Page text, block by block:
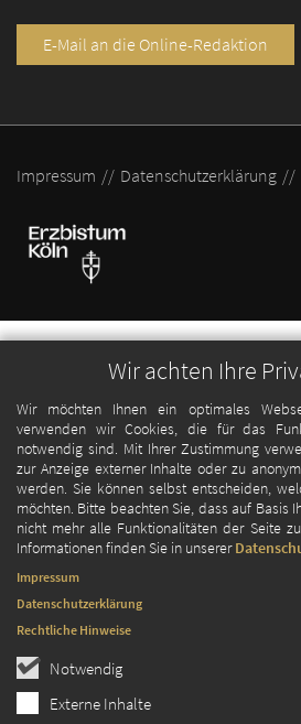
Wir achten Ihre
Wir möchten Ihnen ein optimales
verwenden wir Cookies, die für das
notwendig sind. Mit Ihrer Zustimmung
zur Anzeige externer Inhalte oder zu
werden. Sie können selbst entscheiden,
möchten. Bitte beachten Sie, dass auf Basis
nicht mehr alle Funktionalitäten der Seite
Informationen finden Sie in unserer
Notwendig
Externe Inhalte
Impressum
Datenschutzerklärung
Rechtliche Hinweise
E-Mail an die Online-Redaktion
Impressum Datenschutzerklärung